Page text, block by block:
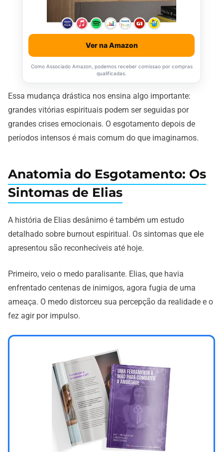
Ver na Amazon
Como Associado Amazon, podemos receber comissao por compras
qualificadas.
Essa mudança drástica nos ensina algo importante:
grandes vitórias espirituais podem ser seguidas por
grandes crises emocionais. O esgotamento depois de
períodos intensos é mais comum do que imaginamos.
Anatomia do Esgotamento: Os
Sintomas de Elias
A história de Elias desânimo é também um estudo
detalhado sobre burnout espiritual. Os sintomas que ele
apresentou são reconhecíveis até hoje.
Primeiro, veio o medo paralisante. Elias, que havia
enfrentado centenas de inimigos, agora fugia de uma
ameaça. O medo distorceu sua percepção da realidade e o
fez agir por impulso.